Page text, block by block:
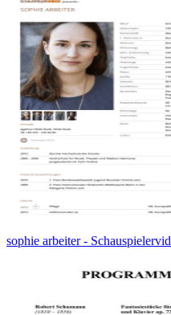
sophie arbeiter -